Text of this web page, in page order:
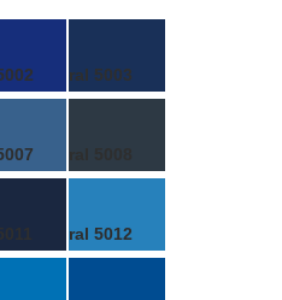
ral 5003
ral 5012